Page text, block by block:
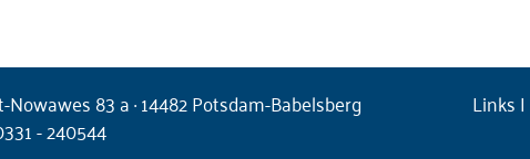
83 a · 14482 Potsdam-Babelsberg
- 240544
Links|